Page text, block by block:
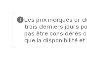
Les prix indiqués ci-
trois derniers jours
pas être considérés
que la disponibilité et